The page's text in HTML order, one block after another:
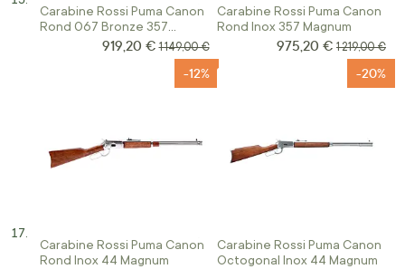
Carabine Rossi Puma Canon
Rond 067 Bronze 357
Prix Spécial
919,20 € Prix normal
1 149,00 €
Carabine Rossi Puma Canon
Rond Inox 357 Magnum
Prix Spécial
975,20 € Prix normal
1 219,00 €
Carabine Rossi Puma Canon
Rond Inox 44 Magnum
-12%
Carabine Rossi Puma Canon
Octogonal Inox 44 Magnum
-20%